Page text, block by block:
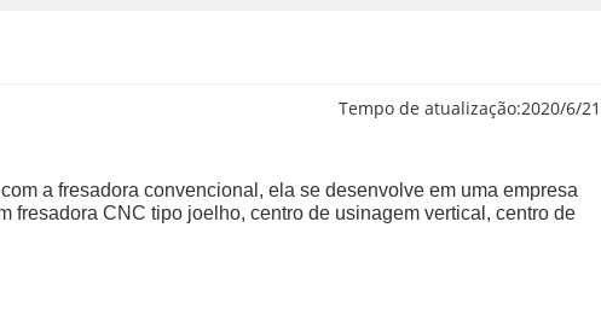
Tempo de atualização:2020/6/21
a fresadora convencional, ela se desenvolve em uma empresa
CNC tipo joelho, centro de usinagem vertical, centro de